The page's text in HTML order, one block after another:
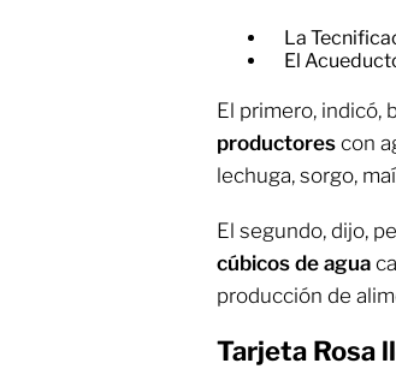
La
El
El primero, indicó,
productores con
lechuga, sorgo,
El segundo, dijo,
cúbicos de agua
producción de
Tarjeta Rosa